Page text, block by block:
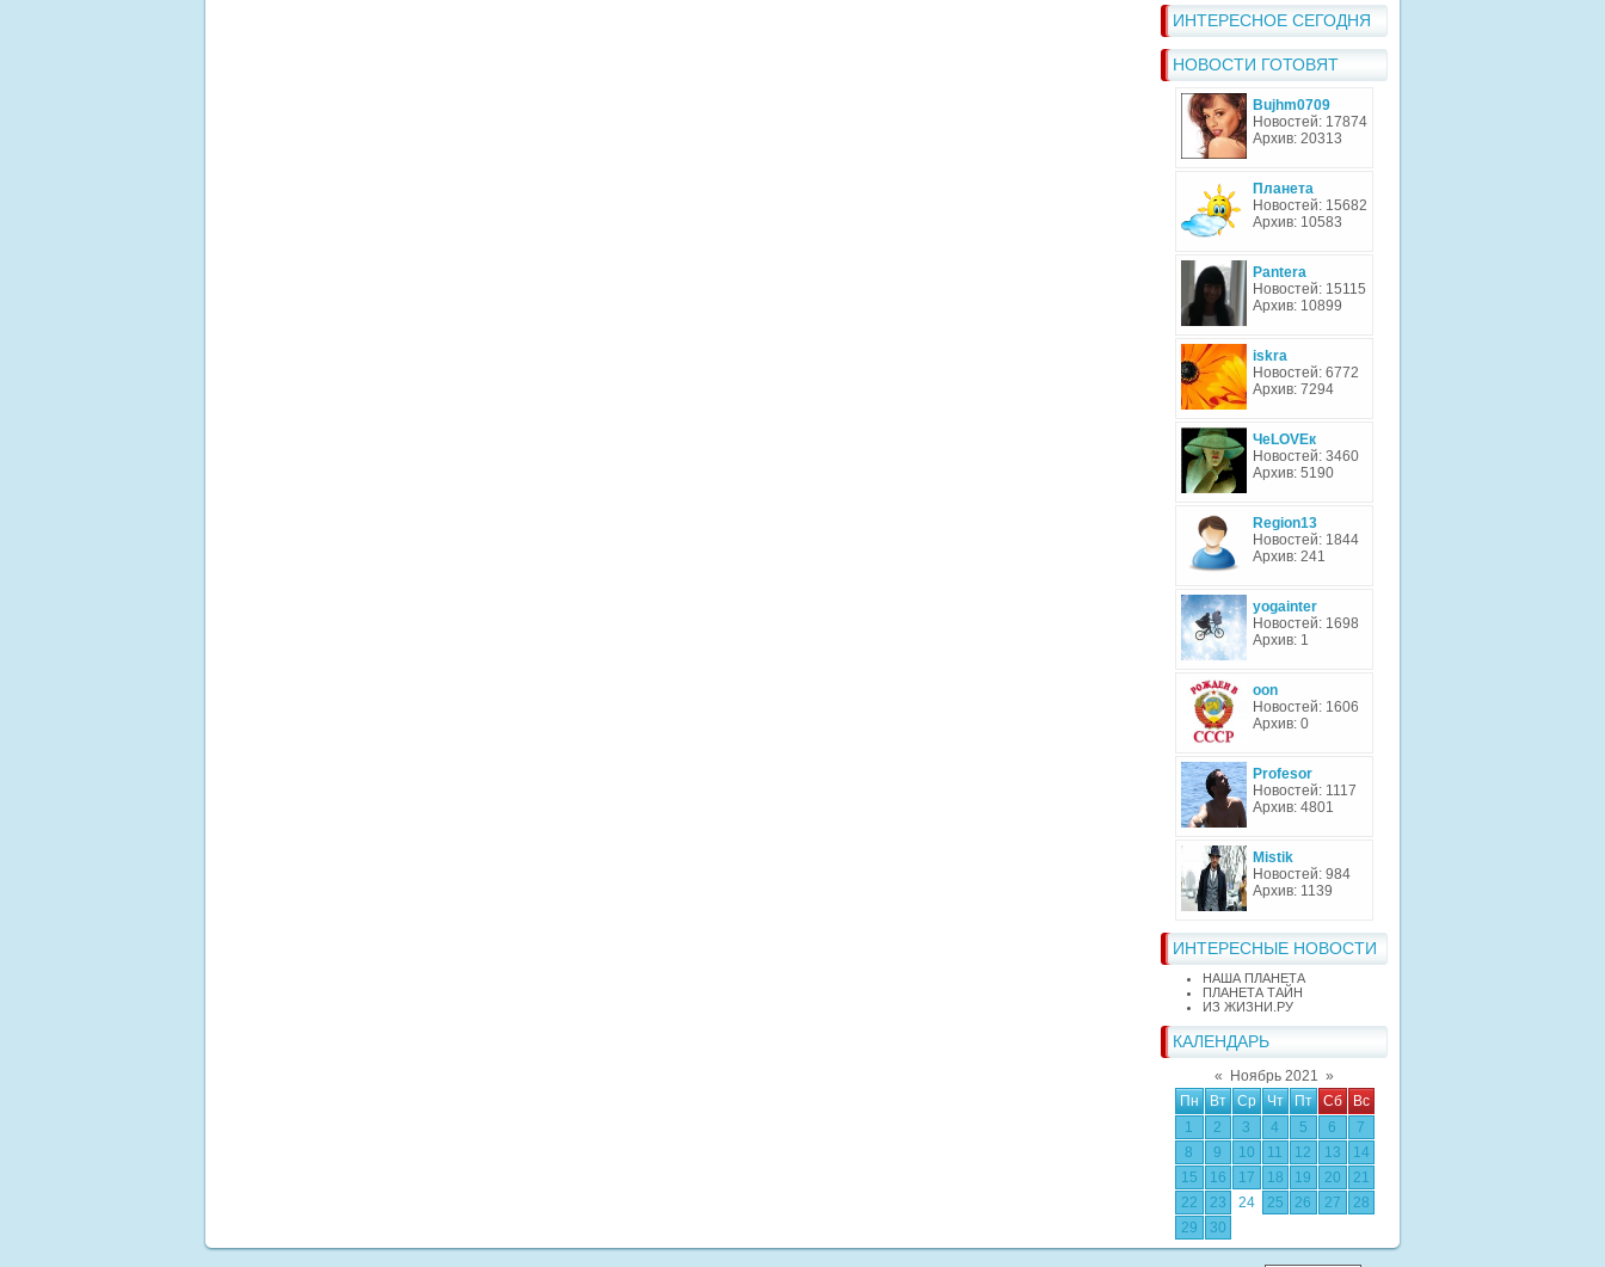
ИНТЕРЕСНОЕ СЕГОДНЯ
НОВОСТИ ГОТОВЯТ
Bujhm0709
Новостей: 17874
Архив: 20313
Планета
Новостей: 15682
Архив: 10583
Pantera
Новостей: 15115
Архив: 10899
iskra
Новостей: 6772
Архив: 7294
ЧеLOVEк
Новостей: 3460
Архив: 5190
Region13
Новостей: 1844
Архив: 241
yogainter
Новостей: 1698
Архив: 1
oon
Новостей: 1606
Архив: 0
Profesor
Новостей: 1117
Архив: 4801
Mistik
Новостей: 984
Архив: 1139
ИНТЕРЕСНЫЕ НОВОСТИ
НАША ПЛАНЕТА
ПЛАНЕТА ТАЙН
ИЗ ЖИЗНИ.РУ
КАЛЕНДАРЬ
« Ноябрь 2021 »
Пн
Вт Ср Чт Пт Сб
Вс
1
2 3 4 5 6
7
8
9 10 11 12 13
14
15
16 17 18 19 20
21
22
23 24 25 26 27
28
29
30